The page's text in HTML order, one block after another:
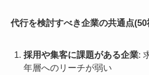
代行を検討すべき企業の共通点
採用や集客に課題がある企業:
年層へのリーチが弱い